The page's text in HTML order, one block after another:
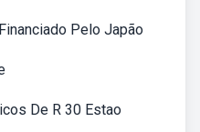
Pelo Japão
De R 30 Estao